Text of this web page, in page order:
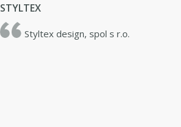
STYLTEX
Styltex design, spol s r.o.